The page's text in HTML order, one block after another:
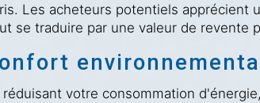
Les acheteurs potentiels apprécient
se traduire par une valeur de revente
environnemental
réduisant votre consommation